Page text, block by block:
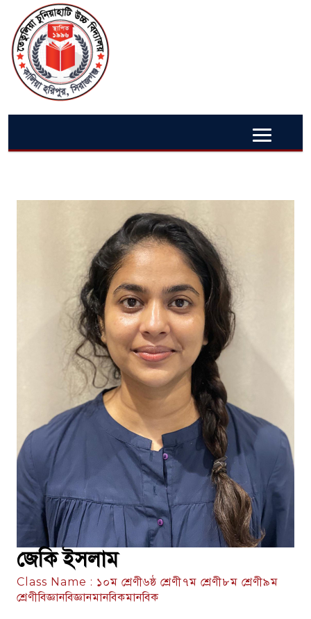
জেকি ইসলাম
Class Name : ১০ম শ্রেণী৬ষ্ঠ শ্রেণী৭ম শ্রেণী৮ম শ্রেণী৯ম
শ্রেণীবিজ্ঞানবিজ্ঞানমানবিকমানবিক